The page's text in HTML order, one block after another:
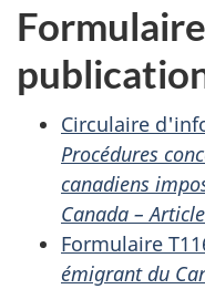
Circulaire
Procédures
canadiens
Canada –
Formulaire
émigrant du